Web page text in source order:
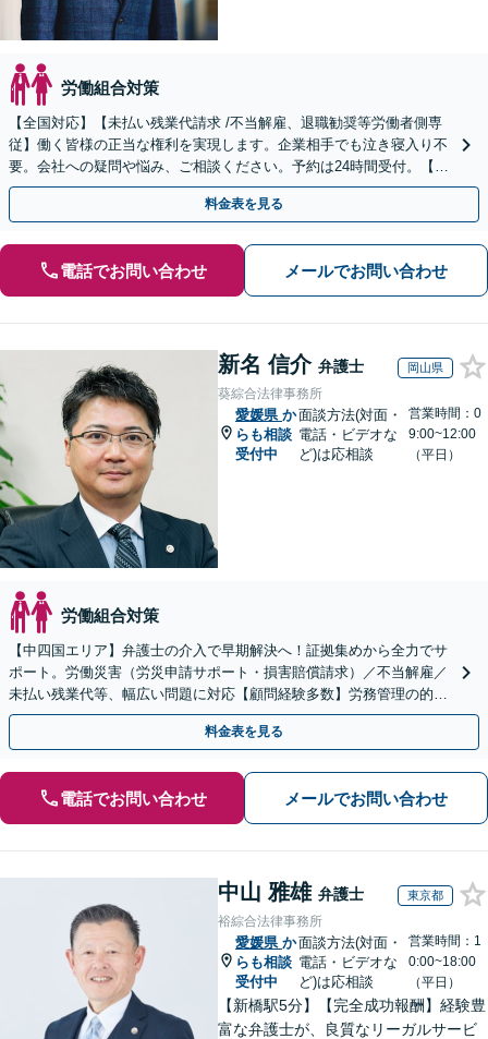
労働組合対策
【全国対応】【未払い残業代請求 /不当解雇、退職勧奨等労働者側専
従】働く皆様の正当な権利を実現します。企業相手でも泣き寝入り不
要。会社への疑問や悩み、ご相談ください。予約は24時間受付。【初
回面談無料】【夜間・休日対応可】
料金表を見る
電話でお問い合わせ メールでお問い合わせ
新名 信介 弁護士 岡山県
葵綜合法律事務所
愛媛県 か
らも相談
受付中
面談方法(対面・
電話・ビデオな
ど)は応相談
営業時間：0
9:00~12:00
（平日）
労働組合対策
【中四国エリア】弁護士の介入で早期解決へ！証拠集めから全力でサ
ポート。労働災害（労災申請サポート・損害賠償請求）／不当解雇／
未払い残業代等、幅広い問題に対応【顧問経験多数】労務管理の的確
なアドバイスに注力【夜間・休日対応】【岡山駅10分】
料金表を見る
電話でお問い合わせ メールでお問い合わせ
中山 雅雄 弁護士 東京都
裕綜合法律事務所
愛媛県 か
らも相談
受付中
面談方法(対面・
電話・ビデオな
ど)は応相談
営業時間：1
0:00~18:00
（平日）
【新橋駅5分】【完全成功報酬】経験豊
富な弁護士が、良質なリーガルサービ